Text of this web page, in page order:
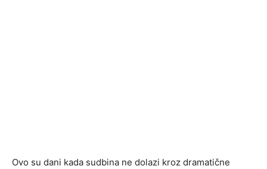
Ovo su dani kada sudbina ne dolazi kroz dramatične